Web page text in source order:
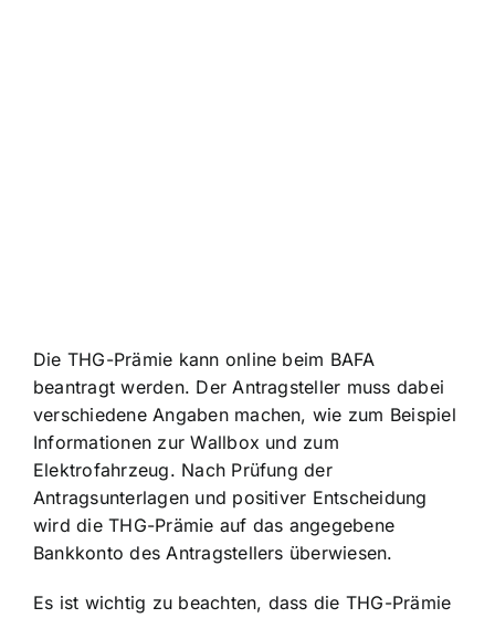
Die THG-Prämie kann online beim BAFA
beantragt werden. Der Antragsteller muss dabei
verschiedene Angaben machen, wie zum Beispiel
Informationen zur Wallbox und zum
Elektrofahrzeug. Nach Prüfung der
Antragsunterlagen und positiver Entscheidung
wird die THG-Prämie auf das angegebene
Bankkonto des Antragstellers überwiesen.
Es ist wichtig zu beachten, dass die THG-Prämie